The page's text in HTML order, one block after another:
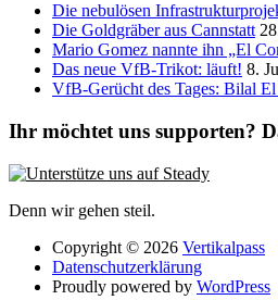
Die nebulösen
Die Goldgräber aus Cannstatt
Mario Gomez nannte ihn „El
Das neue VfB-Trikot: läuft! 8.
VfB-Gerücht des Tages: Bilal
Ihr möchtet uns supporten?
Denn wir gehen steil.
Copyright © 2026 Vertikalpass
Datenschutzerklärung
Proudly powered by WordPress